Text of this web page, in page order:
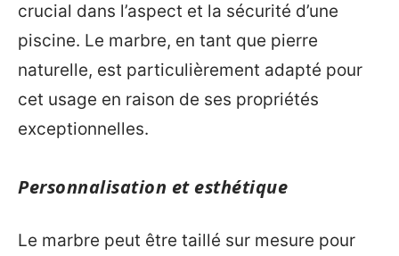
crucial dans l’aspect et la sécurité d’une
piscine. Le marbre, en tant que pierre
naturelle, est particulièrement adapté pour
cet usage en raison de ses propriétés
exceptionnelles.
Personnalisation et esthétique
Le marbre peut être taillé sur mesure pour